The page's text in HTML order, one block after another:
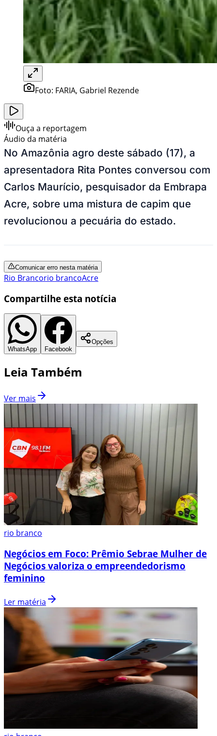
Foto: FARIA, Gabriel Rezende
Ouça a reportagem
Áudio da matéria
No Amazônia agro deste sábado (17), a
apresentadora Rita Pontes conversou com
Carlos Maurício, pesquisador da Embrapa
Acre, sobre uma mistura de capim que
revolucionou a pecuária do estado.
Comunicar erro nesta matéria
Rio Brancorio brancoAcre
Compartilhe esta notícia
WhatsApp Facebook
Opções
Leia Também
Ver mais
rio branco
Negócios em Foco: Prêmio Sebrae Mulher de
Negócios valoriza o empreendedorismo
feminino
Ler matéria